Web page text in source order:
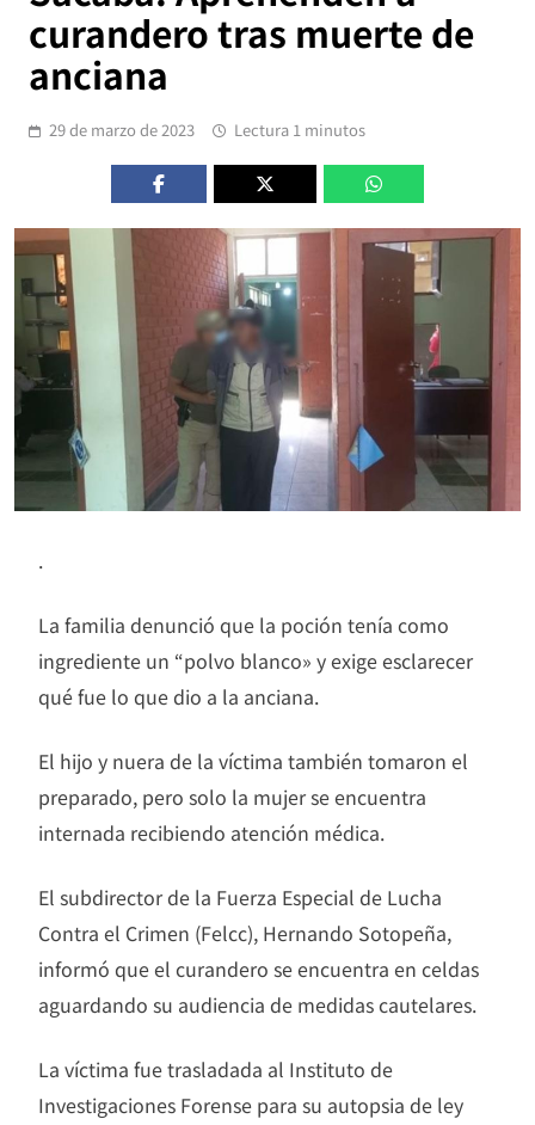
curandero tras muerte de
anciana
29 de marzo de 2023 Lectura 1 minutos
.
La familia denunció que la poción tenía como
ingrediente un “polvo blanco» y exige esclarecer
qué fue lo que dio a la anciana.
El hijo y nuera de la víctima también tomaron el
preparado, pero solo la mujer se encuentra
internada recibiendo atención médica.
El subdirector de la Fuerza Especial de Lucha
Contra el Crimen (Felcc), Hernando Sotopeña,
informó que el curandero se encuentra en celdas
aguardando su audiencia de medidas cautelares.
La víctima fue trasladada al Instituto de
Investigaciones Forense para su autopsia de ley